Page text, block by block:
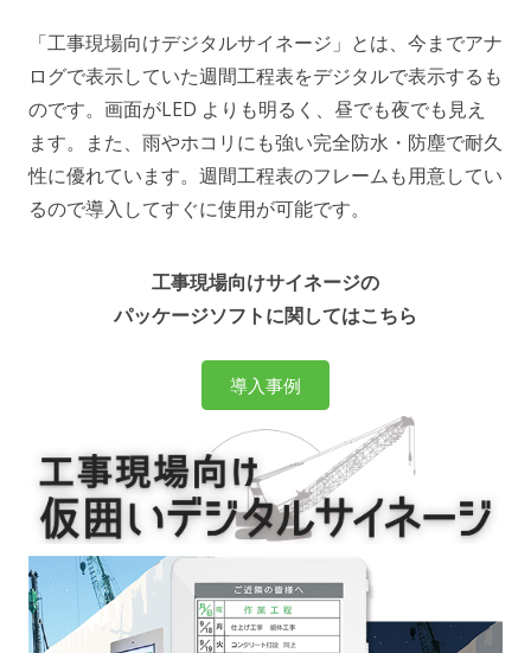
「工事現場向けデジタルサイネージ」とは、今までアナ
ログで表示していた週間工程表をデジタルで表示するも
のです。画面がLED よりも明るく、昼でも夜でも見え
ます。また、雨やホコリにも強い完全防水・防塵で耐久
性に優れています。週間工程表のフレームも用意してい
るので導入してすぐに使用が可能です。
工事現場向けサイネージの
パッケージソフトに関してはこちら
導入事例